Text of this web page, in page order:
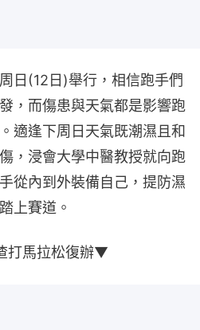
日(12日)舉行，相信跑手們
，而傷患與天氣都是影響跑
適逢下周日天氣既潮濕且和
，浸會大學中醫教授就向跑
從內到外裝備自己，提防濕
上賽道。
馬拉松復辦▼